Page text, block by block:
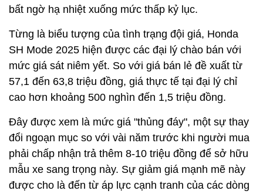
bất ngờ hạ nhiệt xuống mức thấp kỷ lục.
Từng là biểu tượng của tình trạng đội giá, Honda
SH Mode 2025 hiện được các đại lý chào bán với
mức giá sát niêm yết. So với giá bán lẻ đề xuất từ
57,1 đến 63,8 triệu đồng, giá thực tế tại đại lý chỉ
cao hơn khoảng 500 nghìn đến 1,5 triệu đồng.
Đây được xem là mức giá "thủng đáy", một sự thay
đổi ngoạn mục so với vài năm trước khi người mua
phải chấp nhận trả thêm 8-10 triệu đồng để sở hữu
mẫu xe sang trọng này. Sự giảm giá mạnh mẽ này
được cho là đến từ áp lực cạnh tranh của các dòng